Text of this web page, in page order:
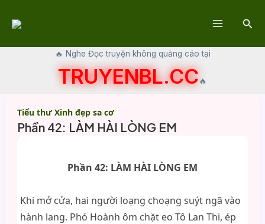
🔥 Nghe Đọc truyện không quảng cáo tại
TRUYENBL.CC🔥
Tiểu thư Xinh đẹp sa cơ
Phần 42: LÀM HÀI LÒNG EM
Phần 42: LÀM HÀI LÒNG EM
Khi mở cửa, hai người loạng choạng suýt ngã vào
hành lang. Phó Hoành ôm chặt eo Tô Lan Thi, ép